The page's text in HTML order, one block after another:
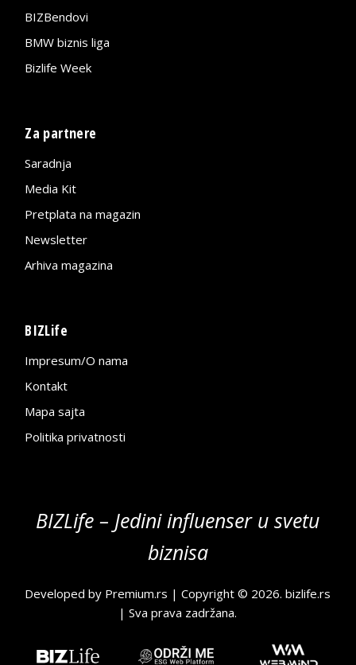
BIZBendovi
BMW biznis liga
Bizlife Week
Za partnere
Saradnja
Media Kit
Pretplata na magazin
Newsletter
Arhiva magazina
BIZLife
Impresum/O nama
Kontakt
Mapa sajta
Politika privatnosti
BIZLife – Jedini influenser u svetu
biznisa
Developed by Premium.rs | Copyright © 2026.bizlife.rs
| Sva prava zadržana.